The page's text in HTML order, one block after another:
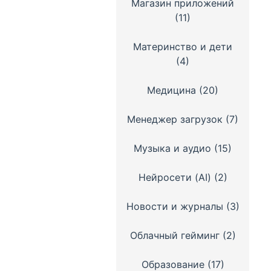
Магазин приложений
(11)
Материнство и дети
(4)
Медицина (20)
Менеджер загрузок (7)
Музыка и аудио (15)
Нейросети (AI) (2)
Новости и журналы (3)
Облачный гейминг(2)
Образование(17)